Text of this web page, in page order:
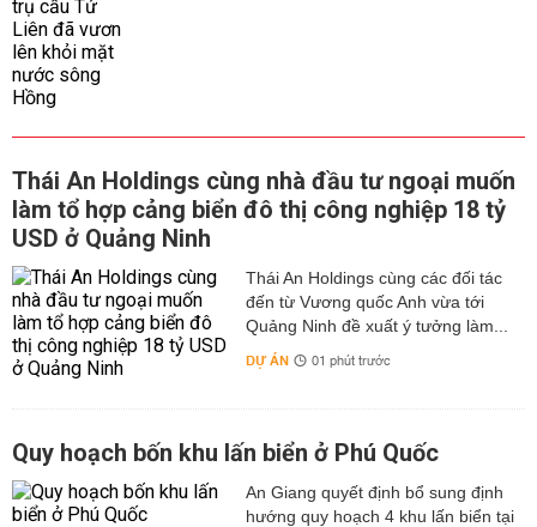
Thái An Holdings cùng nhà đầu tư ngoại muốn
làm tổ hợp cảng biển đô thị công nghiệp 18 tỷ
USD ở Quảng Ninh
Thái An Holdings cùng các đối tác
đến từ Vương quốc Anh vừa tới
Quảng Ninh đề xuất ý tưởng làm...
DỰ ÁN 01 phút trước
Quy hoạch bốn khu lấn biển ở Phú Quốc
An Giang quyết định bổ sung định
hướng quy hoạch 4 khu lấn biển tại